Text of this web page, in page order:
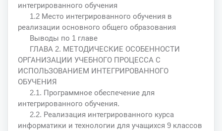
интегрированного обучения
1.2 Место интегрированного обучения в
реализации основного общего образования
Выводы по 1 главе
ГЛАВА 2. МЕТОДИЧЕСКИЕ ОСОБЕННОСТИ
ОРГАНИЗАЦИИ УЧЕБНОГО ПРОЦЕССА С
ИСПОЛЬЗОВАНИЕМ ИНТЕГРИРОВАННОГО
ОБУЧЕНИЯ
2.1. Программное обеспечение для
интегрированного обучения.
2.2. Реализация интегрированного курса
информатики и технологии для учащихся 9 классов